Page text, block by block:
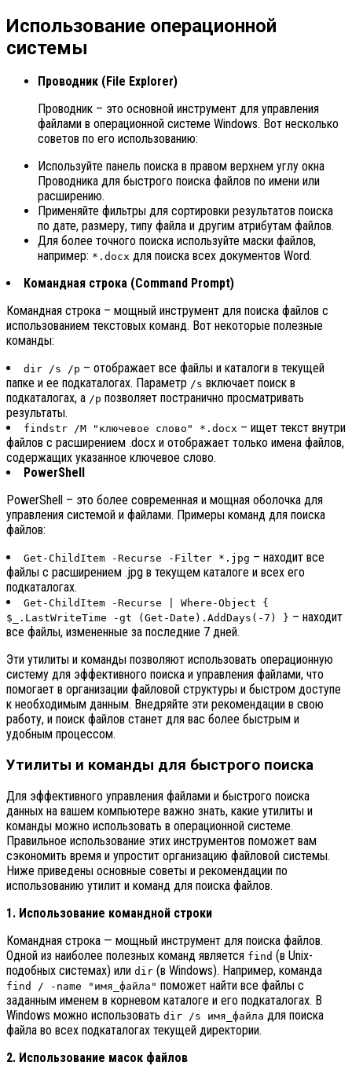
Использование операционной
системы
Проводник (File Explorer)
Проводник – это основной инструмент для управления
файлами в операционной системе Windows. Вот несколько
советов по его использованию:
Используйте панель поиска в правом верхнем углу окна
Проводника для быстрого поиска файлов по имени или
расширению.
Применяйте фильтры для сортировки результатов поиска
по дате, размеру, типу файла и другим атрибутам файлов.
Для более точного поиска используйте маски файлов,
например: *.docx для поиска всех документов Word.
Командная строка (Command Prompt)
Командная строка – мощный инструмент для поиска файлов с
использованием текстовых команд. Вот некоторые полезные
команды:
dir /s /p – отображает все файлы и каталоги в текущей
папке и ее подкаталогах. Параметр /s включает поиск в
подкаталогах, а /p позволяет постранично просматривать
результаты.
findstr /M "ключевое слово" *.docx – ищет текст внутри
файлов с расширением .docx и отображает только имена файлов,
содержащих указанное ключевое слово.
PowerShell
PowerShell – это более современная и мощная оболочка для
управления системой и файлами. Примеры команд для поиска
файлов:
Get-ChildItem -Recurse -Filter *.jpg – находит все
файлы с расширением .jpg в текущем каталоге и всех его
подкаталогах.
Get-ChildItem -Recurse | Where-Object {
$_.LastWriteTime -gt (Get-Date).AddDays(-7) } – находит
все файлы, измененные за последние 7 дней.
Эти утилиты и команды позволяют использовать операционную
систему для эффективного поиска и управления файлами, что
помогает в организации файловой структуры и быстром доступе
к необходимым данным. Внедряйте эти рекомендации в свою
работу, и поиск файлов станет для вас более быстрым и
удобным процессом.
Утилиты и команды для быстрого поиска
Для эффективного управления файлами и быстрого поиска
данных на вашем компьютере важно знать, какие утилиты и
команды можно использовать в операционной системе.
Правильное использование этих инструментов поможет вам
сэкономить время и упростит организацию файловой системы.
Ниже приведены основные советы и рекомендации по
использованию утилит и команд для поиска файлов.
1. Использование командной строки
Командная строка — мощный инструмент для поиска файлов.
Одной из наиболее полезных команд является find (в Unix-
подобных системах) или dir (в Windows). Например, команда
find / -name "имя_файла" поможет найти все файлы с
заданным именем в корневом каталоге и его подкаталогах. В
Windows можно использовать dir /s имя_файла для поиска
файла во всех подкаталогах текущей директории.
2. Использование масок файлов